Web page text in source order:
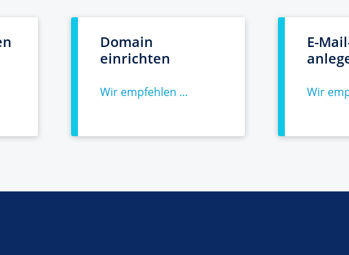
Domain
einrichten
Wir empfehlen ...
E-
Wir